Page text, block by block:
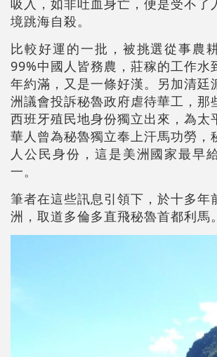
境跳海自殺。
比較好運的一批，被挑選從事農
99%中國人皆務農，莊稼的工作水
年約滿，又是一條好漢。另加清廷
洲議會投訴秘魯政府虐待華工，那
西班牙殖民地身份獨立出來，為太
華人曾為秘魯獨立奉上汗馬功勞，
人公民身份，這是美洲國家最早
一。
筆者在這些訊息引領下，於十多年
洲，取道多倫多直飛秘魯首都利馬